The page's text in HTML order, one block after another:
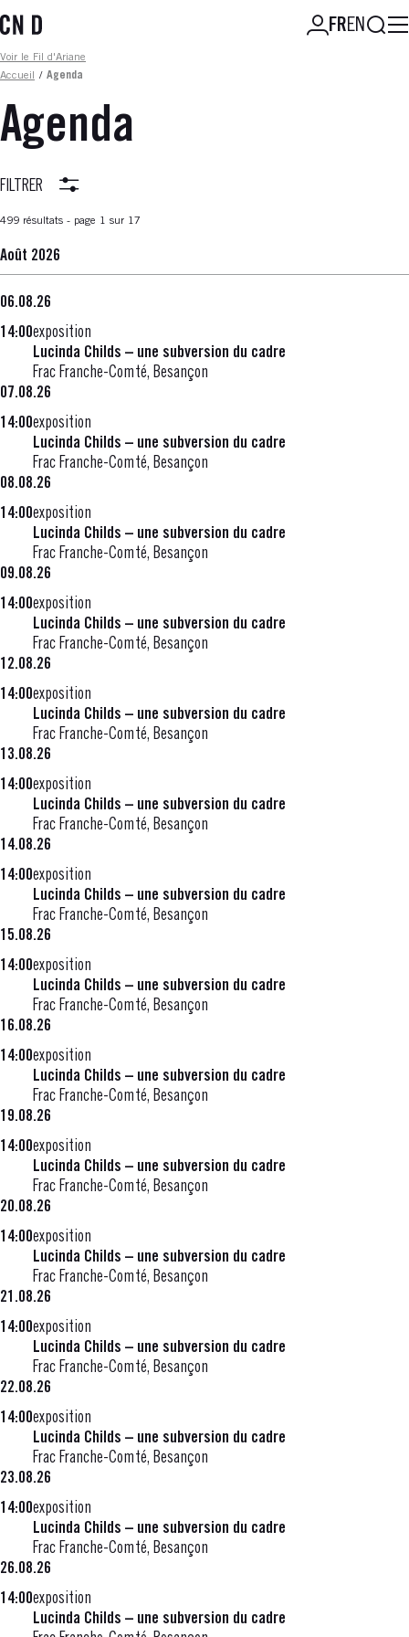
au
principal
FREN
Fil d'ariane
Voir le Fil d'Ariane
Accueil
/ Agenda
Agenda
FILTRER
499 résultats - page 1 sur 17
Août 2026
06.08.26
14:00exposition
Lucinda Childs – une subversion du cadre
Frac Franche-Comté, Besançon
07.08.26
14:00exposition
Lucinda Childs – une subversion du cadre
Frac Franche-Comté, Besançon
08.08.26
14:00exposition
Lucinda Childs – une subversion du cadre
Frac Franche-Comté, Besançon
09.08.26
14:00exposition
Lucinda Childs – une subversion du cadre
Frac Franche-Comté, Besançon
12.08.26
14:00exposition
Lucinda Childs – une subversion du cadre
Frac Franche-Comté, Besançon
13.08.26
14:00exposition
Lucinda Childs – une subversion du cadre
Frac Franche-Comté, Besançon
14.08.26
14:00exposition
Lucinda Childs – une subversion du cadre
Frac Franche-Comté, Besançon
15.08.26
14:00exposition
Lucinda Childs – une subversion du cadre
Frac Franche-Comté, Besançon
16.08.26
14:00exposition
Lucinda Childs – une subversion du cadre
Frac Franche-Comté, Besançon
19.08.26
14:00exposition
Lucinda Childs – une subversion du cadre
Frac Franche-Comté, Besançon
20.08.26
14:00exposition
Lucinda Childs – une subversion du cadre
Frac Franche-Comté, Besançon
21.08.26
14:00exposition
Lucinda Childs – une subversion du cadre
Frac Franche-Comté, Besançon
22.08.26
14:00exposition
Lucinda Childs – une subversion du cadre
Frac Franche-Comté, Besançon
23.08.26
14:00exposition
Lucinda Childs – une subversion du cadre
Frac Franche-Comté, Besançon
26.08.26
14:00exposition
Lucinda Childs – une subversion du cadre